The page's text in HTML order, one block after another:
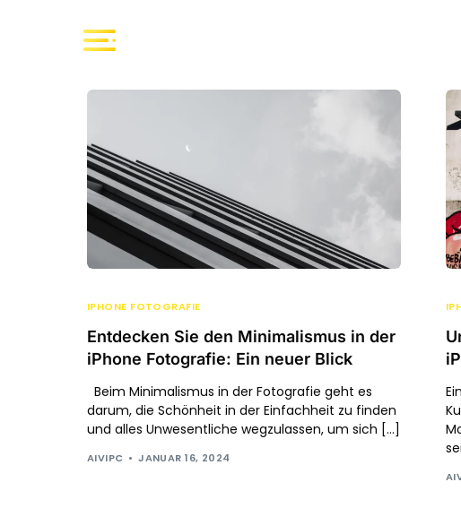
IPHONE FOTOGRAFIE
Entdecken Sie den Minimalismus in der
iPhone Fotografie: Ein neuer Blick
Beim Minimalismus in der Fotografie geht es
darum, die Schönheit in der Einfachheit zu finden
und alles Unwesentliche wegzulassen, um sich […]
AIVIPC JANUAR 16, 2024